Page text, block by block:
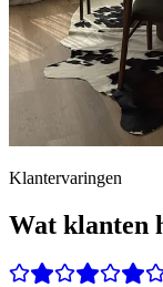
Klantervaringen
Wat klanten